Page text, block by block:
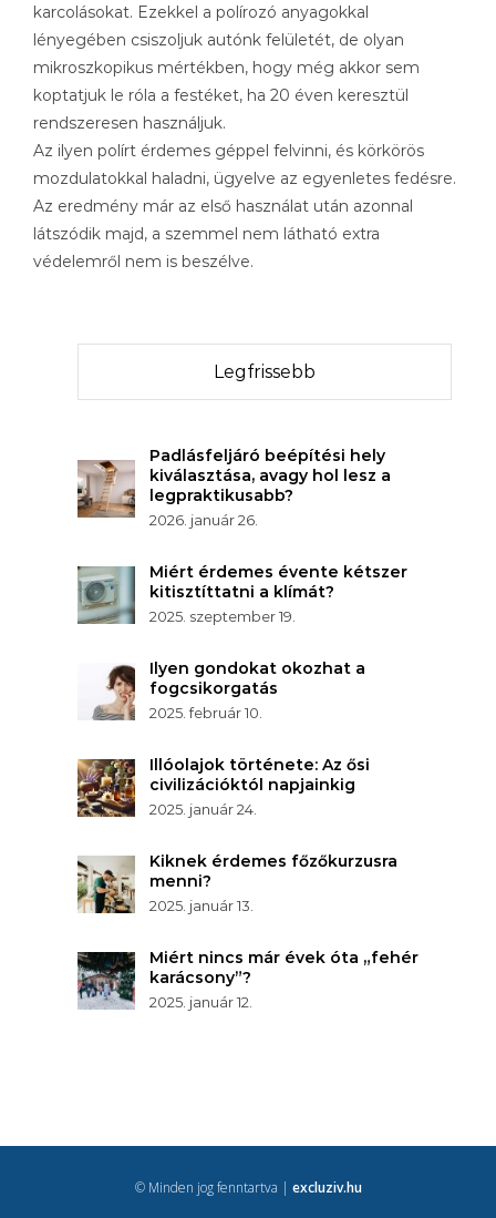
karcolásokat. Ezekkel a polírozó anyagokkal
lényegében csiszoljuk autónk felületét, de olyan
mikroszkopikus mértékben, hogy még akkor sem
koptatjuk le róla a festéket, ha 20 éven keresztül
rendszeresen használjuk.
Az ilyen polírt érdemes géppel felvinni, és körkörös
mozdulatokkal haladni, ügyelve az egyenletes fedésre.
Az eredmény már az első használat után azonnal
látszódik majd, a szemmel nem látható extra
védelemről nem is beszélve.
Legfrissebb
Padlásfeljáró beépítési hely
kiválasztása, avagy hol lesz a
legpraktikusabb?
2026. január 26.
Miért érdemes évente kétszer
kitisztíttatni a klímát?
2025. szeptember 19.
Ilyen gondokat okozhat a
fogcsikorgatás
2025. február 10.
Illóolajok története: Az ősi
civilizációktól napjainkig
2025. január 24.
Kiknek érdemes főzőkurzusra
menni?
2025. január 13.
Miért nincs már évek óta „fehér
karácsony”?
2025. január 12.
© Minden jog fenntartva | excluziv.hu